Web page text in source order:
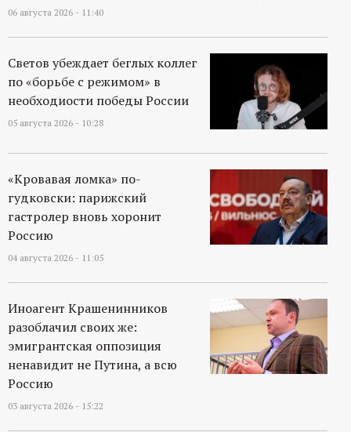
06 августа 2026 - 11:40
Светов убеждает беглых коллег
по «борьбе с режимом» в
необходиости победы России
05 августа 2026 - 10:28
«Кровавая ломка» по-
гудковски: парижский
гастролер вновь хоронит
Россию
04 августа 2026 - 11:05
Иноагент Крашенинников
разоблачил своих же:
эмигрантская оппозиция
ненавидит не Путина, а всю
Россию
03 августа 2026 - 15:22